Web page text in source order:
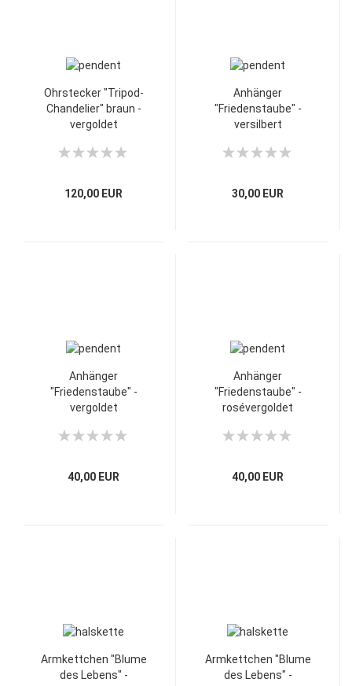
Ohrstecker "Tripod-
Chandelier" braun -
vergoldet
120,00 EUR
Anhänger
"Friedenstaube" -
versilbert
30,00 EUR
Anhänger
"Friedenstaube" -
vergoldet
40,00 EUR
Anhänger
"Friedenstaube" -
rosévergoldet
40,00 EUR
Armkettchen "Blume
des Lebens" -
Armkettchen "Blume
des Lebens" -